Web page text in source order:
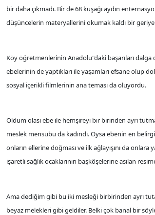
bir daha çıkmadı. Bir de 68 kuşağı aydın
düşüncelerin materyallerini okumak kaldı bir
Köy öğretmenlerinin Anadolu"daki başarıları dalga
ebelerinin de yaptıkları ile yaşamları efsane olup
sosyal içerikli filmlerinin ana teması da oluyordu.
Oldum olası ebe ile hemşireyi bir birinden ayrı
meslek mensubu da kadındı. Oysa ebenin en
onların ellerine doğması ve ilk ağlayışını da onlara
işaretli sağlık ocaklarının başköşelerine asılan
Ama dediğim gibi bu iki mesleği birbirinden ayrı
beyaz melekleri gibi geldiler. Belki çok banal bir